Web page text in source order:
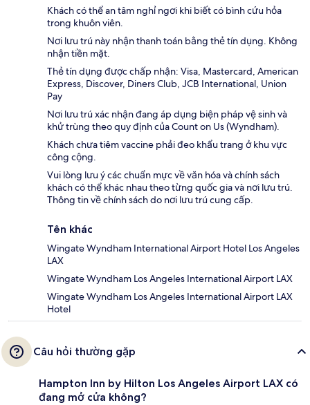
Khách có thể an tâm nghỉ ngơi khi biết có bình cứu hỏa
trong khuôn viên.
Nơi lưu trú này nhận thanh toán bằng thẻ tín dụng. Không
nhận tiền mặt.
Thẻ tín dụng được chấp nhận: Visa, Mastercard, American
Express, Discover, Diners Club, JCB International, Union
Pay
Nơi lưu trú xác nhận đang áp dụng biện pháp vệ sinh và
khử trùng theo quy định của Count on Us (Wyndham).
Khách chưa tiêm vaccine phải đeo khẩu trang ở khu vực
công cộng.
Vui lòng lưu ý các chuẩn mực về văn hóa và chính sách
khách có thể khác nhau theo từng quốc gia và nơi lưu trú.
Thông tin về chính sách do nơi lưu trú cung cấp.
Tên khác
Wingate Wyndham International Airport Hotel Los Angeles
LAX
Wingate Wyndham Los Angeles International Airport LAX
Wingate Wyndham Los Angeles International Airport LAX
Hotel
Câu hỏi thường gặp
Hampton Inn by Hilton Los Angeles Airport LAX có
đang mở cửa không?